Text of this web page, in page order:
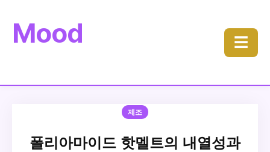
Mood ☰
제조
폴리아마이드 핫멜트의 내열성과